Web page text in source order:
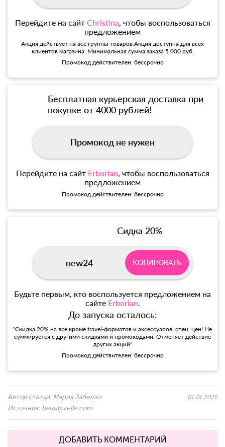
Перейдите на сайт Christina, чтобы воспользоваться
предложением
Акция действует на все группы товаров.Акция доступна для всех
клиентов магазина. Минимальная сумма заказа 5 000 руб.
Промокод действителен: бессрочно
Бесплатная курьерская доставка при
покупке от 4000 рублей!
Промокод не нужен
Перейдите на сайт Erborian, чтобы воспользоваться
предложением
Промокод действителен: бессрочно
Сидка 20%
new24 КОПИРОВАТЬ
Будьте первым, кто воспользуется предложением на
сайте Erborian.
До запуска осталось:
"Скидка 20% на все кроме travel-форматов и аксессуаров, спец. цен! Не
суммируется с другими скидками и промокодами. Отменяет действие
других акций"
Промокод действителен: бессрочно
Автор статьи: Мария Забелло
Источник: beautyvelle.com
01.01.2026
ДОБАВИТЬ КОММЕНТАРИЙ